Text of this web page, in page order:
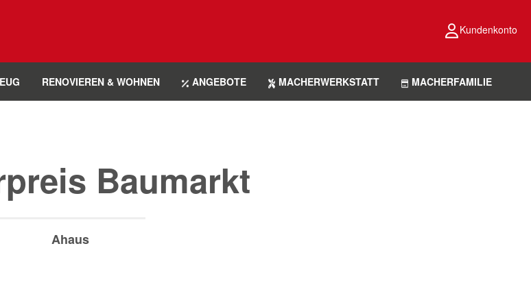
Kundenkonto
RENOVIEREN & WOHNEN ANGEBOTE MACHERWERKSTATT MACHERFAMILIE
Baumarkt
Ahaus